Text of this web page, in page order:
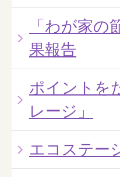
「わが家
果報告
ポイントを
レージ」
エコステー